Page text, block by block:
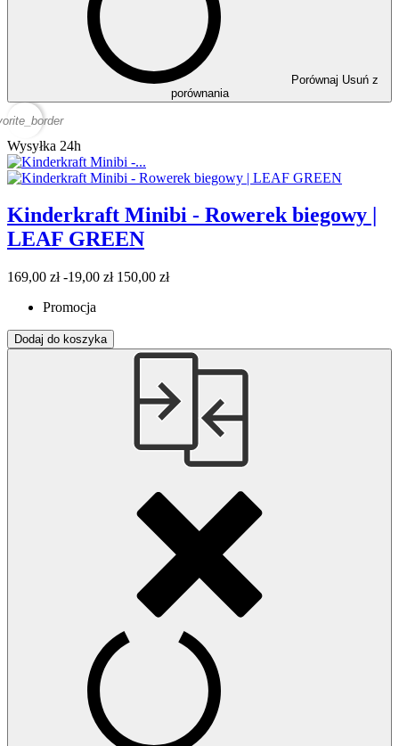
Porównaj Usuń z
porównania
Wysyłka 24h
Kinderkraft Minibi - Rowerek biegowy |
LEAF GREEN
169,00 zł -19,00 zł 150,00 zł
Promocja
Dodaj do koszyka